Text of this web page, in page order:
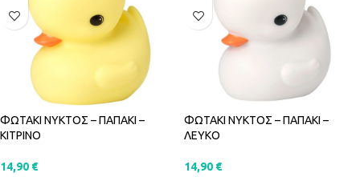
ΦΩΤΑΚΙ ΝΥΚΤΟΣ – ΠΑΠΑΚΙ –
ΚΙΤΡΙΝΟ
14,90 €
ΦΩΤΑΚΙ ΝΥΚΤΟΣ – ΠΑΠΑΚΙ –
ΛΕΥΚΟ
14,90 €